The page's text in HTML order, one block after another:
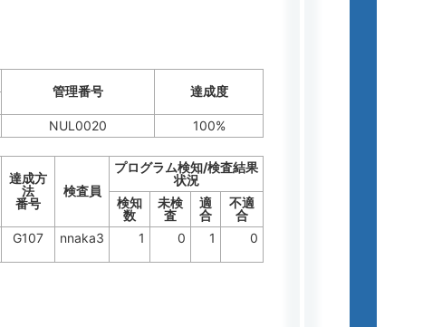
管理番号 達成度
NUL0020 100%
達成方
法
番号
検査員
プログラム検知/検査結果
状況
検知
数
未検
査
適
合
不適
合
G107 nnaka3 1 0 1 0